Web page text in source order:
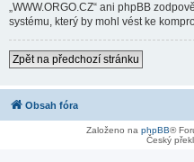
„WWW.ORGO.CZ“ ani phpBB
systému, který by mohl vést ke
Zpět na předchozí stránku
Obsah fóra
Založeno na phpBB®
Český